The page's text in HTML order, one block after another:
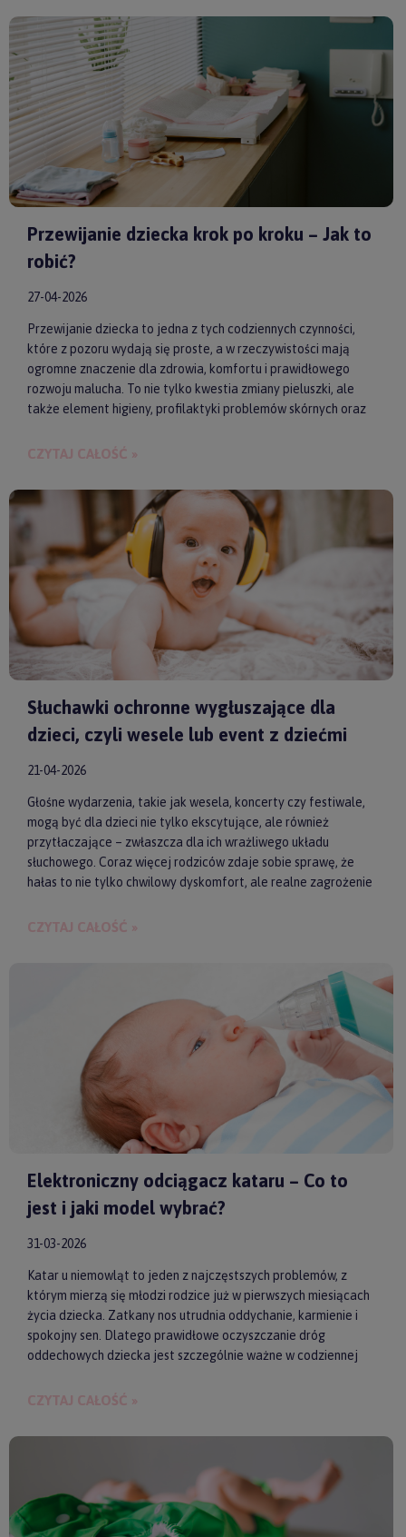
model od sprawdzonych producentów, takich jakby ASTRUP,
HuggimalsczyMembantu
, masz pewność, że dajesz swojemu
dziecku bezpieczne i skuteczne wsparcie każdego dnia.
Przewijanie dziecka krok po kroku – Jak to
robić?
27-04-2026
Przewijanie dziecka to jedna z tych codziennych czynności,
które z pozoru wydają się proste, a w rzeczywistości mają
ogromne znaczenie dla zdrowia, komfortu i prawidłowego
rozwoju malucha. To nie tylko kwestia zmiany pieluszki, ale
także element higieny, profilaktyki problemów skórnych oraz
CZYTAJ CAŁOŚĆ »
Słuchawki ochronne wygłuszające dla
dzieci, czyli wesele lub event z dziećmi
21-04-2026
Głośne wydarzenia, takie jak wesela, koncerty czy festiwale,
mogą być dla dzieci nie tylko ekscytujące, ale również
przytłaczające – zwłaszcza dla ich wrażliwego układu
słuchowego. Coraz więcej rodziców zdaje sobie sprawę, że
hałas to nie tylko chwilowy dyskomfort, ale realne zagrożenie
słuchawki ochronne przestają być postrzegane jako zbędny
CZYTAJ CAŁOŚĆ »
Elektroniczny odciągacz kataru – Co to
jest i jaki model wybrać?
31-03-2026
Katar u niemowląt to jeden z najczęstszych problemów, z
którym mierzą się młodzi rodzice już w pierwszych miesiącach
życia dziecka. Zatkany nos utrudnia oddychanie, karmienie i
spokojny sen. Dlatego prawidłowe oczyszczanie dróg
oddechowych dziecka jest szczególnie ważne w codziennej
skutecznych akcesoriów wspierających realizację tego
szybko i delikatnie usunąć zalegającą wydzielinę.
CZYTAJ CAŁOŚĆ »